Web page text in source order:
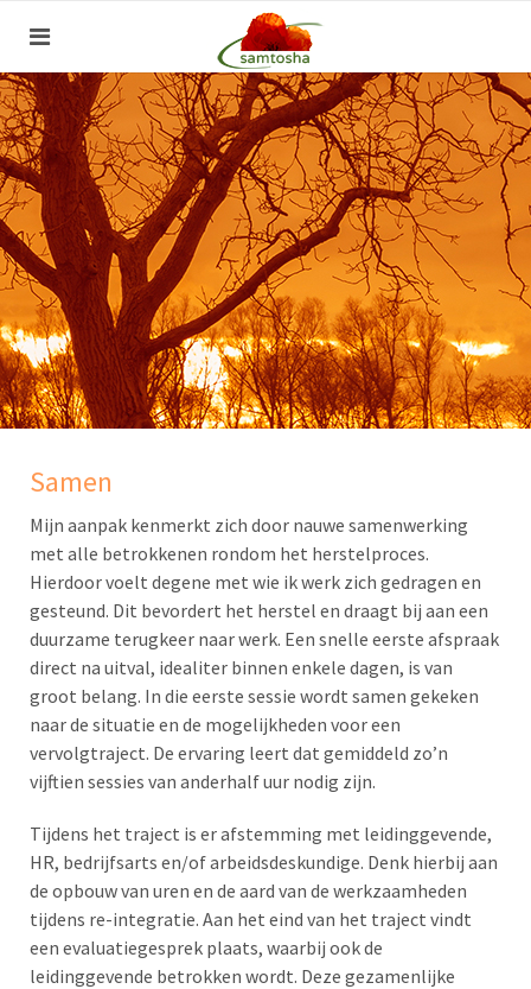
Samen
Mijn aanpak kenmerkt zich door nauwe samenwerking
met alle betrokkenen rondom het herstelproces.
Hierdoor voelt degene met wie ik werk zich gedragen en
gesteund. Dit bevordert het herstel en draagt bij aan een
duurzame terugkeer naar werk. Een snelle eerste afspraak
direct na uitval, idealiter binnen enkele dagen, is van
groot belang. In die eerste sessie wordt samen gekeken
naar de situatie en de mogelijkheden voor een
vervolgtraject. De ervaring leert dat gemiddeld zo’n
vijftien sessies van anderhalf uur nodig zijn.
Tijdens het traject is er afstemming met leidinggevende,
HR, bedrijfsarts en/of arbeidsdeskundige. Denk hierbij aan
de opbouw van uren en de aard van de werkzaamheden
tijdens re-integratie. Aan het eind van het traject vindt
een evaluatiegesprek plaats, waarbij ook de
leidinggevende betrokken wordt. Deze gezamenlijke